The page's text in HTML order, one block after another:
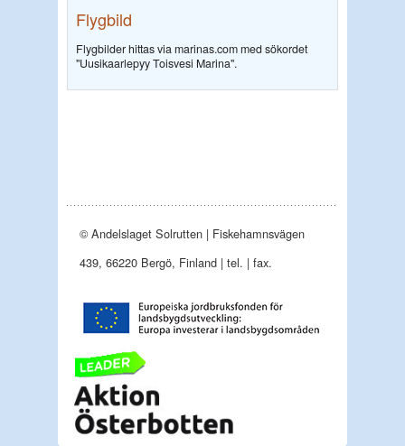
Flygbild
Flygbilder hittas via marinas.com med sökordet
"Uusikaarlepyy Toisvesi Marina".
© Andelslaget Solrutten | Fiskehamnsvägen
439, 66220 Bergö, Finland | tel. | fax.